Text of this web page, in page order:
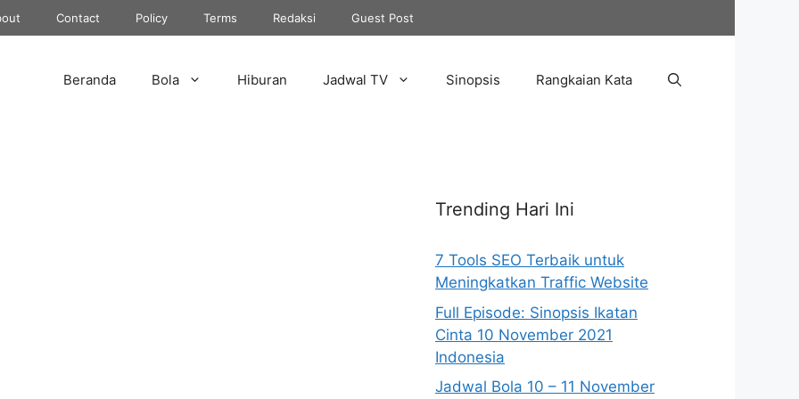
Contact Policy Terms Redaksi Guest Post
Beranda Bola Hiburan Jadwal TV Sinopsis Rangkaian Kata
Trending Hari Ini
7 Tools SEO Terbaik untuk
Meningkatkan Traffic Website
Full Episode: Sinopsis Ikatan
Cinta 10 November 2021
Indonesia
Jadwal Bola 10 – 11 November